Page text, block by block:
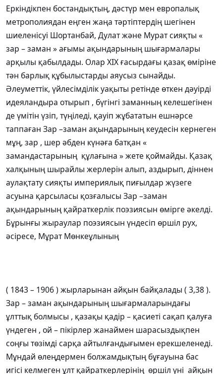
Еркіндікпен бостандықтың, дәстүр мен европалық
метрополиядан еңген жаңа тәртіптердің шегінен
шиеленісуі Шортанбай, Дулат және Мурат сияқты «
зар – заман » ағымы ақындарының шығармалары
арқылы қабылдады. Олар ХІХ ғасырдағы қазақ өміріне
тән барлық құбылыстарды аяусыз сынайды.
Әлеуметтік, үйлесімділік уақыты ретінде өткен дәуірді
идеяландыра отырып , бүгінгі заманның келешегінен
де үмітін үзіп, түңіледі, қауіп жұбататын ешнәрсе
таппаған Зар –заман ақындарының кеудесін кернеген
мұң, зар , шер әбден күнәға батқан «
замандастарының құлағына » жете қоймайды. Қазақ
халқының шырайлы жерлерін алып, аздырып, діннен
аулақтату сияқты империялық пиғылдар жүзеге
асуына қарсыласы қозғалысы Зар –заман
ақындарының қайраткерлік поэзиясын өмірге әкелді.
Бұрынғы жыраулар поэзиясын үндесіп өршіл рух,
әсіресе, Мұрат Мөнкеұлының
( 1843 – 1906 ) жырларынан айқын байқалады ( 3,38 ).
Зар – заман ақындарының шығармаларындағы
ұлттық болмысы , қазақы қадір – қасиеті сақап қалуға
үндеген , ой – пікірлер жанаймен шарасыздықпен
соңғы төзімді сарқа айтылғандығымен ерекшеленеді.
Мұндай өлеңдермен болжамдықтың бұғауына бас
игісі келмеген ұлт қайраткерлерінің өршіл үні айқын